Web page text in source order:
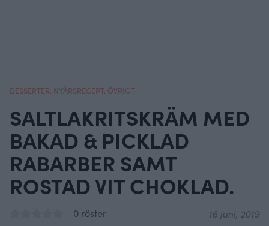
DESSERTER NYÅRSRECEPT, ÖVRIGT
SALTLAKRITSKRÄM MED
BAKAD & PICKLAD
RABARBER SAMT
ROSTAD VIT CHOKLAD.
0 röster 16 juni, 2019